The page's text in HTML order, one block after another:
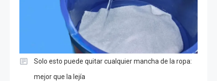
Solo esto puede quitar cualquier mancha de la ropa:
mejor que la lejía